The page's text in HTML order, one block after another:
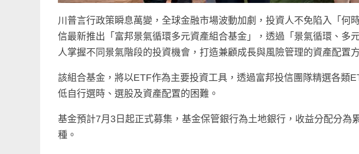
川普言行政策瞬息萬變，全球金融市場波動加劇，投資人不免陷入「何
信最新推出「富邦景氣循環多元資產組合基金」，透過「景氣循環、多
人掌握不同景氣階段的投資機會，打造兼顧成長與風險管理的資產配置
該組合基金，將以ETF作為主要投資工具，透過富邦投信團隊精選各類
低自行選時、選股及資產配置的困難。
基金預計7月3日起正式募集，基金保管銀行為土地銀行，收益分配分為
種。